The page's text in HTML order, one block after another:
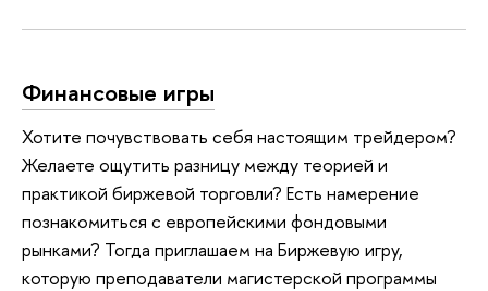
Финансовые игры
Хотите почувствовать себя настоящим трейдером?
Желаете ощутить разницу между теорией и
практикой биржевой торговли? Есть намерение
познакомиться с европейскими фондовыми
рынками? Тогда приглашаем на Биржевую игру,
которую преподаватели магистерской программы